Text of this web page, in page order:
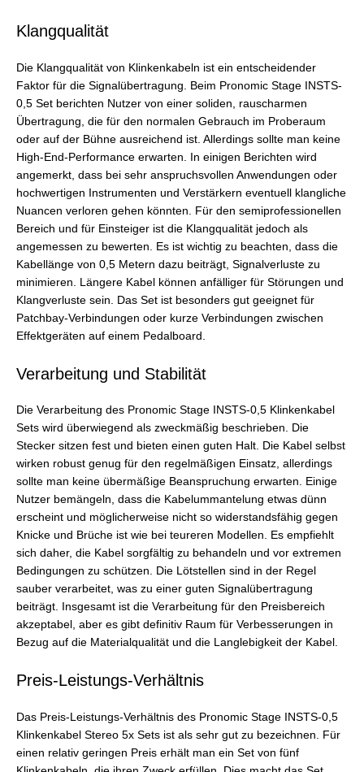
Klangqualität
Die Klangqualität von Klinkenkabeln ist ein entscheidender
Faktor für die Signalübertragung. Beim Pronomic Stage INSTS-
0,5 Set berichten Nutzer von einer soliden, rauscharmen
Übertragung, die für den normalen Gebrauch im Proberaum
oder auf der Bühne ausreichend ist. Allerdings sollte man keine
High-End-Performance erwarten. In einigen Berichten wird
angemerkt, dass bei sehr anspruchsvollen Anwendungen oder
hochwertigen Instrumenten und Verstärkern eventuell klangliche
Nuancen verloren gehen könnten. Für den semiprofessionellen
Bereich und für Einsteiger ist die Klangqualität jedoch als
angemessen zu bewerten. Es ist wichtig zu beachten, dass die
Kabellänge von 0,5 Metern dazu beiträgt, Signalverluste zu
minimieren. Längere Kabel können anfälliger für Störungen und
Klangverluste sein. Das Set ist besonders gut geeignet für
Patchbay-Verbindungen oder kurze Verbindungen zwischen
Effektgeräten auf einem Pedalboard.
Verarbeitung und Stabilität
Die Verarbeitung des Pronomic Stage INSTS-0,5 Klinkenkabel
Sets wird überwiegend als zweckmäßig beschrieben. Die
Stecker sitzen fest und bieten einen guten Halt. Die Kabel selbst
wirken robust genug für den regelmäßigen Einsatz, allerdings
sollte man keine übermäßige Beanspruchung erwarten. Einige
Nutzer bemängeln, dass die Kabelummantelung etwas dünn
erscheint und möglicherweise nicht so widerstandsfähig gegen
Knicke und Brüche ist wie bei teureren Modellen. Es empfiehlt
sich daher, die Kabel sorgfältig zu behandeln und vor extremen
Bedingungen zu schützen. Die Lötstellen sind in der Regel
sauber verarbeitet, was zu einer guten Signalübertragung
beiträgt. Insgesamt ist die Verarbeitung für den Preisbereich
akzeptabel, aber es gibt definitiv Raum für Verbesserungen in
Bezug auf die Materialqualität und die Langlebigkeit der Kabel.
Preis-Leistungs-Verhältnis
Das Preis-Leistungs-Verhältnis des Pronomic Stage INSTS-0,5
Klinkenkabel Stereo 5x Sets ist als sehr gut zu bezeichnen. Für
einen relativ geringen Preis erhält man ein Set von fünf